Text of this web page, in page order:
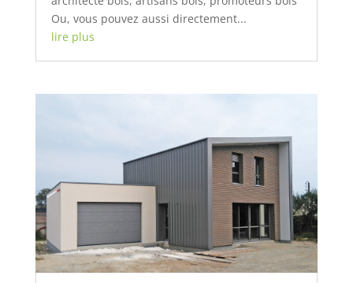
Ou, vous pouvez aussi directement...
lire plus